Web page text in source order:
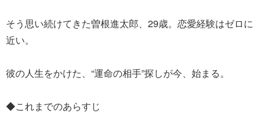
そう思い続けてきた曽根進太郎、29歳。恋愛経験はゼロに
近い。
彼の人生をかけた、“運命の相手”探しが今、始まる。
◆これまでのあらすじ